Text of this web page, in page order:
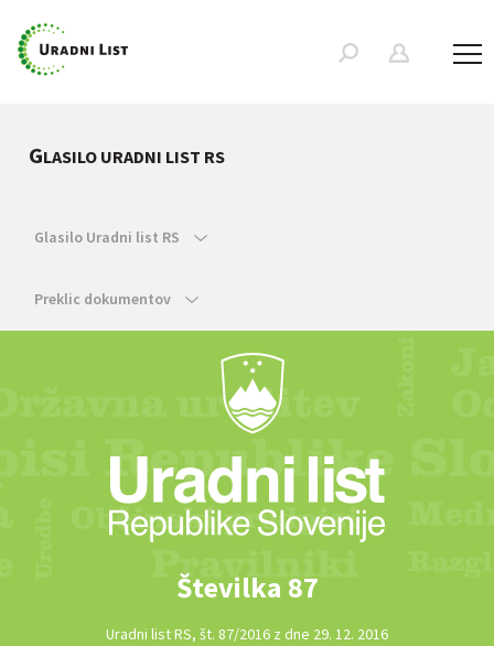
GLASILO URADNI LIST RS
Glasilo Uradni list RS
Preklic dokumentov
Številka 87
Uradni list RS, št. 87/2016 z dne 29. 12. 2016